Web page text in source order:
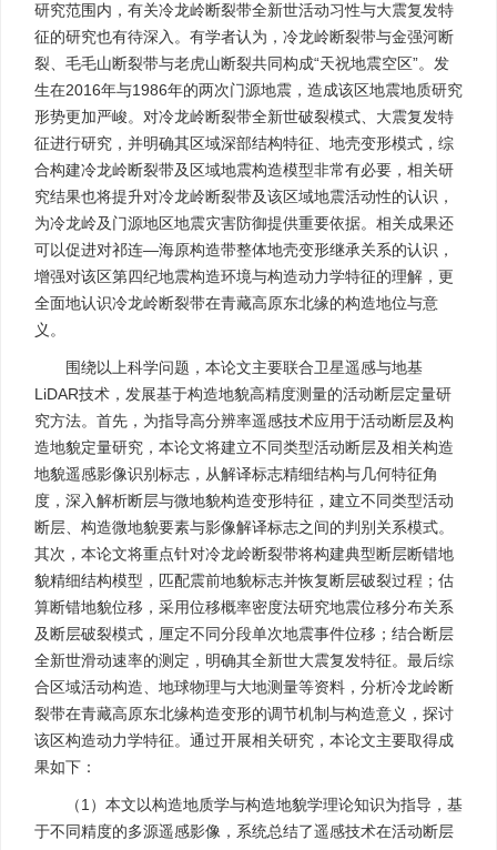
研究范围内，有关冷龙岭断裂带全新世活动习性与大震复发特
征的研究也有待深入。有学者认为，冷龙岭断裂带与金强河断
裂、毛毛山断裂带与老虎山断裂共同构成“天祝地震空区”。发
生在2016年与1986年的两次门源地震，造成该区地震地质研究
形势更加严峻。对冷龙岭断裂带全新世破裂模式、大震复发特
征进行研究，并明确其区域深部结构特征、地壳变形模式，综
合构建冷龙岭断裂带及区域地震构造模型非常有必要，相关研
究结果也将提升对冷龙岭断裂带及该区域地震活动性的认识，
为冷龙岭及门源地区地震灾害防御提供重要依据。相关成果还
可以促进对祁连—海原构造带整体地壳变形继承关系的认识，
增强对该区第四纪地震构造环境与构造动力学特征的理解，更
全面地认识冷龙岭断裂带在青藏高原东北缘的构造地位与意
义。
围绕以上科学问题，本论文主要联合卫星遥感与地基
LiDAR技术，发展基于构造地貌高精度测量的活动断层定量研
究方法。首先，为指导高分辨率遥感技术应用于活动断层及构
造地貌定量研究，本论文将建立不同类型活动断层及相关构造
地貌遥感影像识别标志，从解译标志精细结构与几何特征角
度，深入解析断层与微地貌构造变形特征，建立不同类型活动
断层、构造微地貌要素与影像解译标志之间的判别关系模式。
其次，本论文将重点针对冷龙岭断裂带将构建典型断层断错地
貌精细结构模型，匹配震前地貌标志并恢复断层破裂过程；估
算断错地貌位移，采用位移概率密度法研究地震位移分布关系
及断层破裂模式，厘定不同分段单次地震事件位移；结合断层
全新世滑动速率的测定，明确其全新世大震复发特征。最后综
合区域活动构造、地球物理与大地测量等资料，分析冷龙岭断
裂带在青藏高原东北缘构造变形的调节机制与构造意义，探讨
该区构造动力学特征。通过开展相关研究，本论文主要取得成
果如下：
（1）本文以构造地质学与构造地貌学理论知识为指导，基
于不同精度的多源遥感影像，系统总结了遥感技术在活动断层